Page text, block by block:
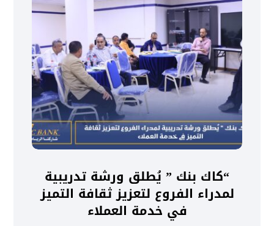
“كاك بنك ” يُطلق ورشة تدريبية
لمدراء الفروع لتعزيز ثقافة التميز
في خدمة العملاء